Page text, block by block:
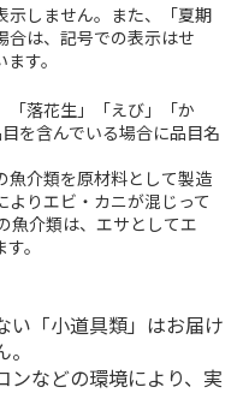
示しません。また、「夏期
合は、記号での表示はせ
す。
「落花生」「えび」「か
を含んでいる場合に品目名
介類を原材料として製造
りエビ・カニが混じって
魚介類は、エサとしてエ
。
い「小道具類」はお届け
ンなどの環境により、実